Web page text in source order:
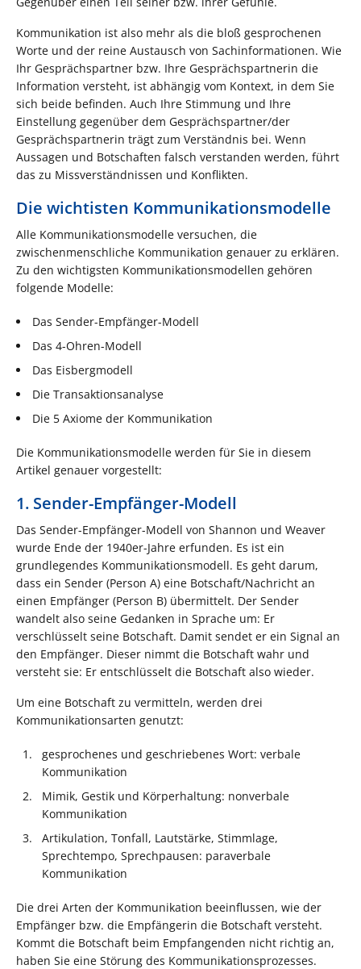
Kommunikation ist also mehr als die bloß gesprochenen
Worte und der reine Austausch von Sachinformationen. Wie
Ihr Gesprächspartner bzw. Ihre Gesprächspartnerin die
Information versteht, ist abhängig vom Kontext, in dem Sie
sich beide befinden. Auch Ihre Stimmung und Ihre
Einstellung gegenüber dem Gesprächspartner/der
Gesprächspartnerin trägt zum Verständnis bei. Wenn
Aussagen und Botschaften falsch verstanden werden, führt
das zu Missverständnissen und Konflikten.
Die wichtisten Kommunikationsmodelle
Alle Kommunikationsmodelle versuchen, die
zwischenmenschliche Kommunikation genauer zu erklären.
Zu den wichtigsten Kommunikationsmodellen gehören
folgende Modelle:
Das Sender-Empfänger-Modell
Das 4-Ohren-Modell
Das Eisbergmodell
Die Transaktionsanalyse
Die 5 Axiome der Kommunikation
Die Kommunikationsmodelle werden für Sie in diesem
Artikel genauer vorgestellt:
1. Sender-Empfänger-Modell
Das Sender-Empfänger-Modell von Shannon und Weaver
wurde Ende der 1940er-Jahre erfunden. Es ist ein
grundlegendes Kommunikationsmodell. Es geht darum,
dass ein Sender (Person A) eine Botschaft/Nachricht an
einen Empfänger (Person B) übermittelt. Der Sender
wandelt also seine Gedanken in Sprache um: Er
verschlüsselt seine Botschaft. Damit sendet er ein Signal an
den Empfänger. Dieser nimmt die Botschaft wahr und
versteht sie: Er entschlüsselt die Botschaft also wieder.
Um eine Botschaft zu vermitteln, werden drei
Kommunikationsarten genutzt:
gesprochenes und geschriebenes Wort: verbale
Kommunikation
Mimik, Gestik und Körperhaltung: nonverbale
Kommunikation
Artikulation, Tonfall, Lautstärke, Stimmlage,
Sprechtempo, Sprechpausen: paraverbale
Kommunikation
Die drei Arten der Kommunikation beeinflussen, wie der
Empfänger bzw. die Empfängerin die Botschaft versteht.
Kommt die Botschaft beim Empfangenden nicht richtig an,
haben Sie eine Störung des Kommunikationsprozesses.